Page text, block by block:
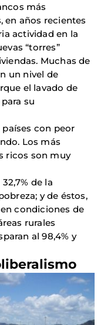
más
en años recientes
actividad en la
“torres”
Muchas de
un nivel de
el lavado de
su
con peor
Los más
ricos son muy
de la
y de éstos,
condiciones de
rurales
al 98,4% y